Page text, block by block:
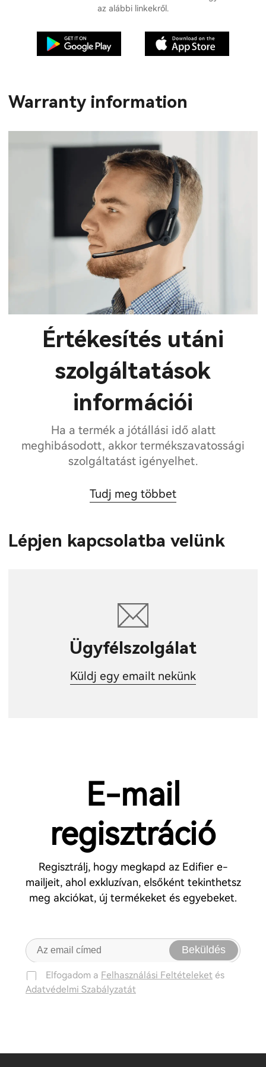
az alábbi linkekről.
Warranty information
Értékesítés utáni
szolgáltatások
információi
Ha a termék a jótállási idő alatt
meghibásodott, akkor termékszavatossági
szolgáltatást igényelhet.
Tudj meg többet
Lépjen kapcsolatba velünk
Ügyfélszolgálat
Küldj egy emailt nekünk
E-mail
regisztráció
Regisztrálj, hogy megkapd az Edifier e-
mailjeit, ahol exkluzívan, elsőként tekinthetsz
meg akciókat, új termékeket és egyebeket.
Beküldés
Elfogadom a Felhasználási Feltételeket és
Adatvédelmi Szabályzatát